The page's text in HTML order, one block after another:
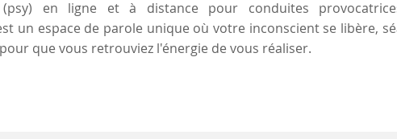
(psy) en ligne et à distance pour conduites
un espace de parole unique où votre inconscient se libère,
que vous retrouviez l'énergie de vous réaliser.